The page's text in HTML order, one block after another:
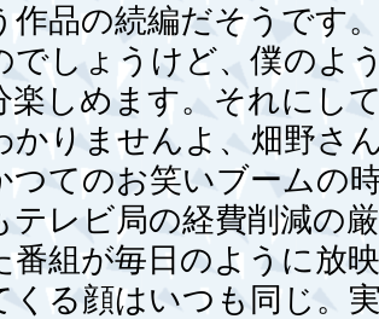
作品の続編だそうです
でしょうけど、僕のよ
楽しめます。それにし
かりませんよ、畑野さ
てのお笑いブームの
テレビ局の経費削減の
番組が毎日のように放
くる顔はいつも同じ。